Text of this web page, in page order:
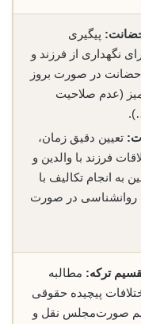
حضانت: پیگیری
نگهداری از فرزند و
در صورت بروز
(عدم صلاحیت
تعیین دقیق زمان،
فرزند با والدین و
به انجام تکالیف با
در صورت
ترکه: مطالبه
پیچیده حقوقی
صورت‌مجلس نقل و